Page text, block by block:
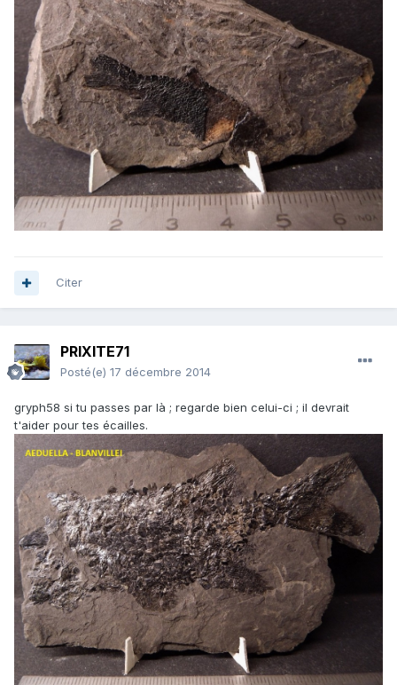
Citer
PRIXITE71
Posté(e) 17 décembre 2014
gryph58 si tu passes par là ; regarde bien celui-ci ; il devrait
t'aider pour tes écailles.